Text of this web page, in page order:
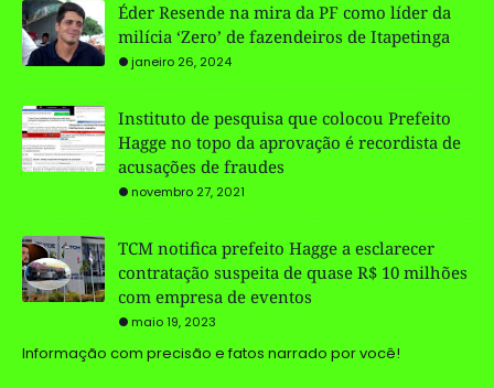
Éder Resende na mira da PF como líder da
milícia ‘Zero’ de fazendeiros de Itapetinga
janeiro 26, 2024
Instituto de pesquisa que colocou Prefeito
Hagge no topo da aprovação é recordista de
acusações de fraudes
novembro 27, 2021
TCM notifica prefeito Hagge a esclarecer
contratação suspeita de quase R$ 10 milhões
com empresa de eventos
maio 19, 2023
Informação com precisão e fatos narrado por você!